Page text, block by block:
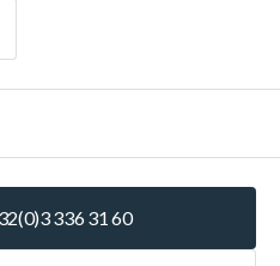
336 31 60